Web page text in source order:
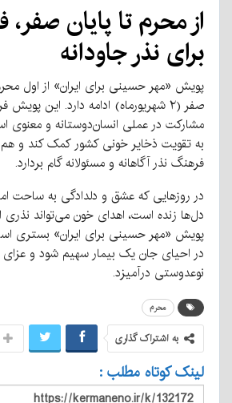
از محرم تا پایان
برای نذر جاودانه
پویش «مهر حسینی برای ایران» از اول محرم
صفر (۲ شهریورماه) ادامه دارد. این
مشارکت در عملی انسان‌دوستانه و معنوی
به تقویت ذخایر خونی کشور کمک کند و
فرهنگ نذر آگاهانه و مسئولانه گام بردارد.
در روزهایی که عشق و دلدادگی به ساحت
دل‌ها زنده است، اهدای خون می‌تواند
پویش «مهر حسینی برای ایران» بستری
در احیای جان یک بیمار سهیم شود و عزای
نوعدوستی درآمیزد.
محرم
به اشتراک گذاری
لینک کوتاه مطلب :